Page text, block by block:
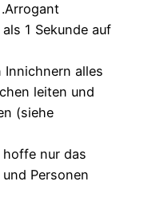
1 Sekunde auf
alles
leiten und
(siehe
nur das
Personen